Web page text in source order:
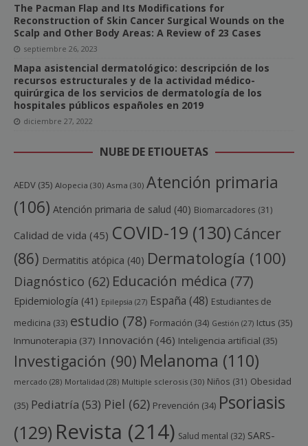
The Pacman Flap and Its Modifications for
Reconstruction of Skin Cancer Surgical Wounds on the
Scalp and Other Body Areas: A Review of 23 Cases
septiembre 26, 2023
Mapa asistencial dermatológico: descripción de los
recursos estructurales y de la actividad médico-
quirúrgica de los servicios de dermatología de los
hospitales públicos españoles en 2019
diciembre 27, 2022
NUBE DE ETIQUETAS
AEDV (35) Alopecia (30) Asma (30) Atención primaria
(106) Atención primaria de salud (40) Biomarcadores (31)
Calidad de vida (45) COVID-19 (130) Cáncer
(86) Dermatitis atópica (40) Dermatología (100)
Diagnóstico (62) Educación médica (77)
Epidemiología (41) Epilepsia (27) España (48) Estudiantes de
medicina (33) estudio (78) Formación (34) Gestión (27) Ictus (35)
Inmunoterapia (37) Innovación (46) Inteligencia artificial (35)
Investigación (90) Melanoma (110)
mercado (28) Mortalidad (28) Multiple sclerosis (30) Niños (31) Obesidad
(35) Pediatría (53) Piel (62) Prevención (34) Psoriasis
(129) Revista (214) Salud mental (32) SARS-